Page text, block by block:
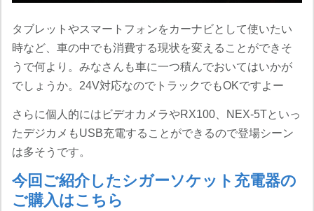
タブレットやスマートフォンをカーナビとして使いたい
時など、車の中でも消費する現状を変えることができそ
うで何より。みなさんも車に一つ積んでおいてはいかが
でしょうか。24V対応なのでトラックでもOKですよー
さらに個人的にはビデオカメラやRX100、NEX-5Tといっ
たデジカメもUSB充電することができるので登場シーン
は多そうです。
今回ご紹介したシガーソケット充電器の
ご購入はこちら